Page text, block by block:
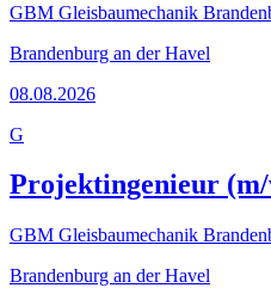
GBM Gleisbaumechanik
Brandenburg an der Havel
08.08.2026
G
Projektingenieur
GBM Gleisbaumechanik
Brandenburg an der Havel